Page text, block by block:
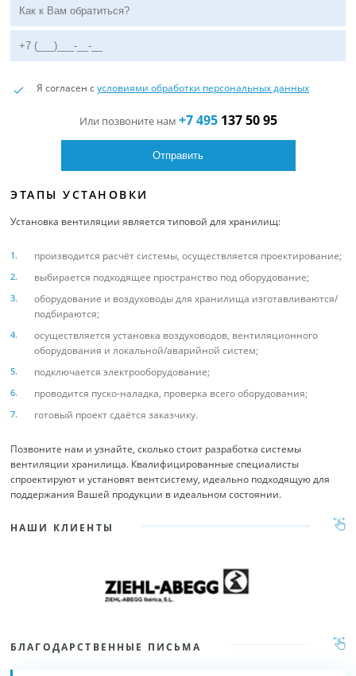
Я согласен сусловиями обработки персональных данных
Или позвоните нам +7 495137 50 95
ЭТАПЫ УСТАНОВКИ
Установка вентиляции является типовой для хранилищ:
производится расчёт системы, осуществляется проектирование;
выбирается подходящее пространство под оборудование;
оборудование и воздуховоды для хранилища изготавливаются/
подбираются;
осуществляется установка воздуховодов, вентиляционного
оборудования и локальной/аварийной систем;
подключается электрооборудование;
проводится пуско-наладка, проверка всего оборудования;
готовый проект сдаётся заказчику.
Позвоните нам и узнайте, сколько стоит разработка системы
вентиляции хранилища. Квалифицированные специалисты
спроектируют и установят вентсистему, идеально подходящую для
поддержания Вашей продукции в идеальном состоянии.
НАШИ КЛИЕНТЫ
БЛАГОДАРСТВЕННЫЕ ПИСЬМА